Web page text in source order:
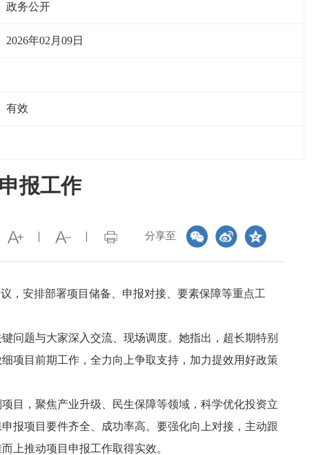
政务公开
2026年02月09日
有效
报工作
分享至
，安排部署项目储备、申报对接、要素保障等重点工
问题与大家深入交流、现场调度。她指出，超长期特别
项目前期工作，全力向上争取支持，加力提效用好政策
目，聚焦产业升级、民生保障等领域，科学优化投资立
报项目要件齐全、成功率高。要强化向上对接，主动跟
上推动项目申报工作取得实效。